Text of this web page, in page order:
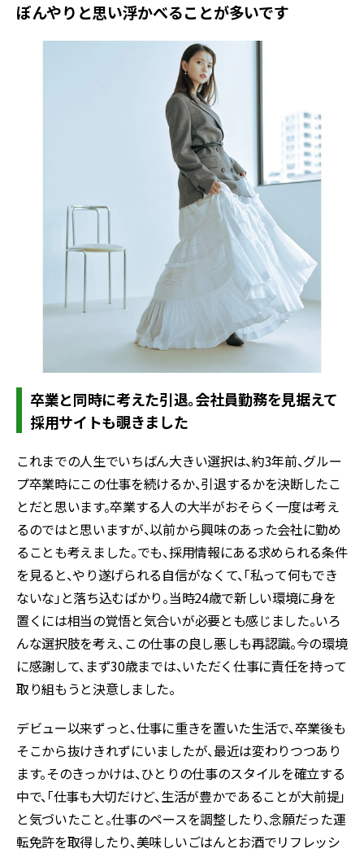
ぼんやりと思い浮かべることが多いです
卒業と同時に考えた引退。会社員勤務を見据えて
採用サイトも覗きました
これまでの人生でいちばん大きい選択は、約3年前、グルー
プ卒業時にこの仕事を続けるか、引退するかを決断したこ
とだと思います。卒業する人の大半がおそらく一度は考え
るのではと思いますが、以前から興味のあった会社に勤め
ることも考えました。でも、採用情報にある求められる条件
を見ると、やり遂げられる自信がなくて、「私って何もでき
ないな」と落ち込むばかり。当時24歳で新しい環境に身を
置くには相当の覚悟と気合いが必要とも感じました。いろ
んな選択肢を考え、この仕事の良し悪しも再認識。今の環境
に感謝して、まず30歳までは、いただく仕事に責任を持って
取り組もうと決意しました。
デビュー以来ずっと、仕事に重きを置いた生活で、卒業後も
そこから抜けきれずにいましたが、最近は変わりつつあり
ます。そのきっかけは、ひとりの仕事のスタイルを確立する
中で、「仕事も大切だけど、生活が豊かであることが大前提」
と気づいたこと。仕事のペースを調整したり、念願だった運
転免許を取得したり、美味しいごはんとお酒でリフレッシ